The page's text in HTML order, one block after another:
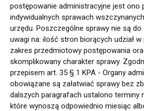
postępowanie administracyjne jest ono
indywidualnych sprawach
urzędu. Poszczególne sprawy nie są do
uwagi na: ilość stron biorących udział
zakres przedmiotowy postępowania
skomplikowany charakter sprawy.
przepisem art. 35 § 1 KPA - Organy
obowiązane są załatwiać sprawy bez
dalszych paragrafach ustalono terminy
które wynoszą odpowiednio miesiąc